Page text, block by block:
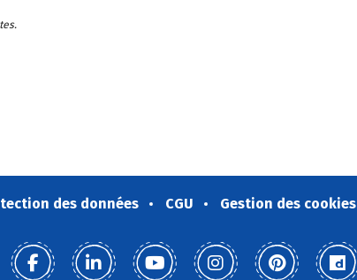
des données CGU Gestion des cookies